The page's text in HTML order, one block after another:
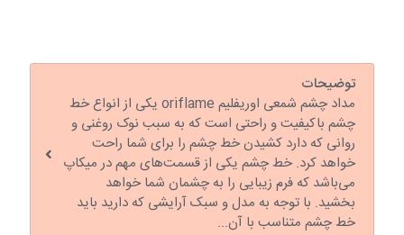
توضیحات
مداد چشم شمعی اوریفلیم oriflame یکی از انواع خط
چشم باکیفیت و راحتی است که به سبب نوک روغنی و
روانی که دارد کشیدن خط چشم را برای شما راحت
خواهد کرد. خط چشم یکی از قسمت‌های مهم در میکاپ
می‌باشد که فرم زیبایی را به چشمان شما خواهد
بخشید. با توجه به مدل و سبک آرایشی که دارید باید
خط چشم متناسب با آن...